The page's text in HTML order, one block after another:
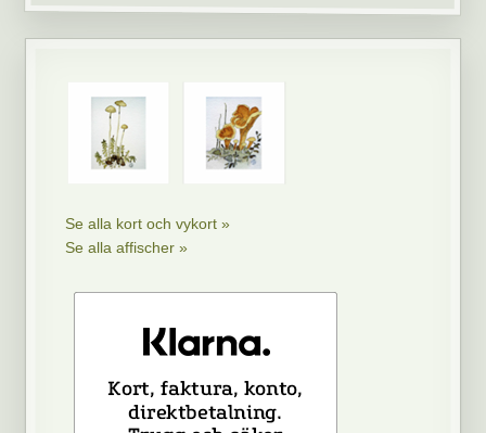
Se alla kort och vykort »
Se alla affischer »